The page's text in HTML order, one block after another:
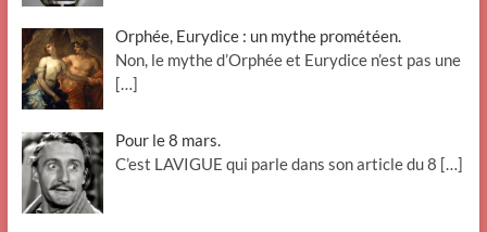
Orphée, Eurydice : un mythe prométéen.
Non, le mythe d’Orphée et Eurydice n’est pas une
[…]
Pour le 8 mars.
C’est LAVIGUE qui parle dans son article du 8 […]